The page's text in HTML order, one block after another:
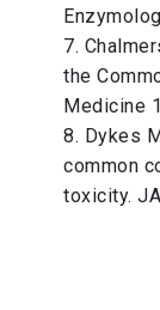
7.
the
Medicine
8. Dykes
common
toxicity.